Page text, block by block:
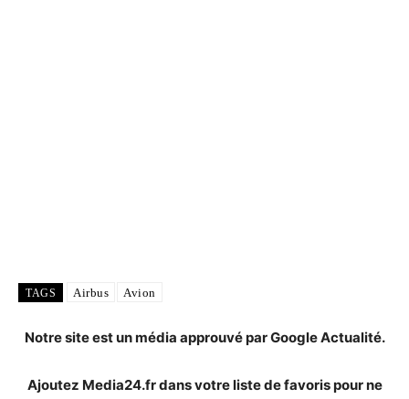
TAGS Airbus Avion
Notre site est un média approuvé par Google Actualité.
Ajoutez Media24.fr dans votre liste de favoris pour ne